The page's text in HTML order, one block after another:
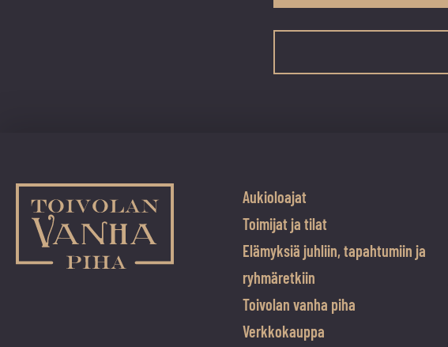
tulee
koskemattomaksi.
Aukioloajat
Toimijat ja tilat
Elämyksiä juhliin, tapahtumiin ja
ryhmäretkiin
Toivolan vanha piha
Verkkokauppa